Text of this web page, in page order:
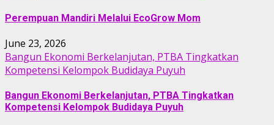
Perempuan Mandiri Melalui EcoGrow Mom
June 23, 2026
Bangun Ekonomi Berkelanjutan, PTBA Tingkatkan
Kompetensi Kelompok Budidaya Puyuh
Bangun Ekonomi Berkelanjutan, PTBA Tingkatkan
Kompetensi Kelompok Budidaya Puyuh